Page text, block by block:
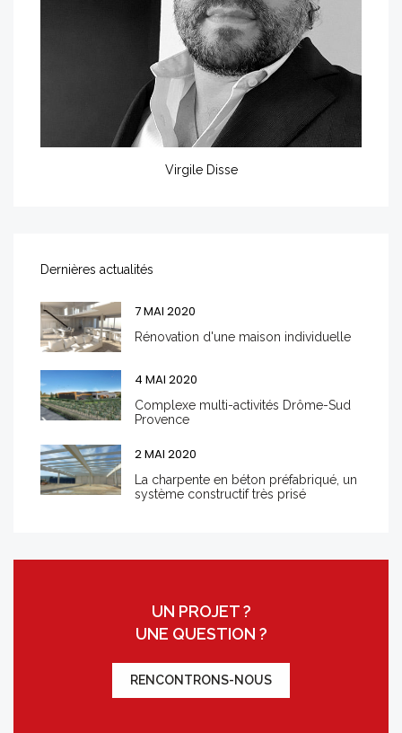
Virgile Disse
Dernières actualités
7 MAI 2020
Rénovation d'une maison individuelle
4 MAI 2020
Complexe multi-activités Drôme-Sud
Provence
2 MAI 2020
La charpente en béton préfabriqué, un
système constructif très prisé
UN PROJET ?
UNE QUESTION ?
RENCONTRONS-NOUS